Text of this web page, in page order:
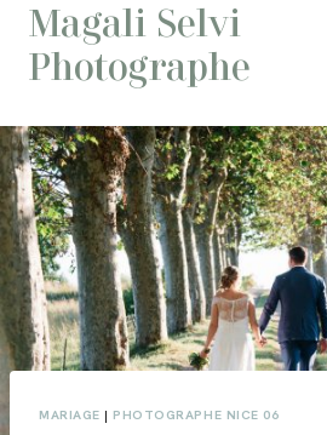
Aller
contenu
Magali Selvi
Photographe
MARIAGE | PHOTOGRAPHE NICE 06